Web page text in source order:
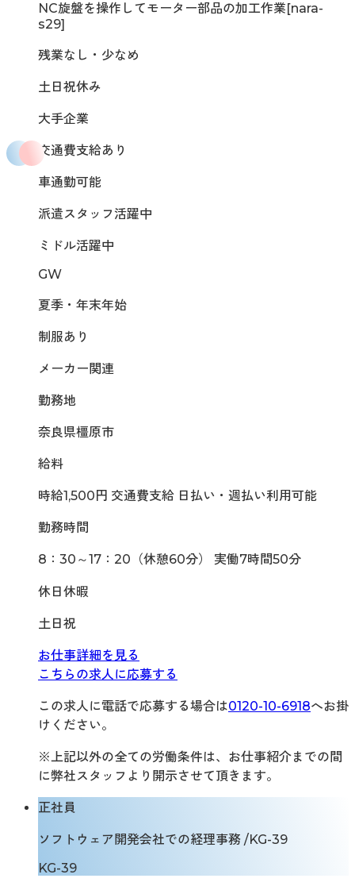
NC旋盤を操作してモーター部品の加工作業[nara-
s29]
残業なし・少なめ
土日祝休み
大手企業
交通費支給あり
車通勤可能
派遣スタッフ活躍中
ミドル活躍中
GW
夏季・年末年始
制服あり
メーカー関連
勤務地
奈良県橿原市
給料
時給1,500円 交通費支給 日払い・週払い利用可能
勤務時間
8：30～17：20（休憩60分） 実働7時間50分
休日休暇
土日祝
お仕事詳細を見る
こちらの求人に応募する
この求人に電話で応募する場合は0120-10-6918へお掛
けください。
※上記以外の全ての労働条件は、お仕事紹介までの間
に弊社スタッフより開示させて頂きます。
正社員
ソフトウェア開発会社での経理事務 /KG-39
KG-39